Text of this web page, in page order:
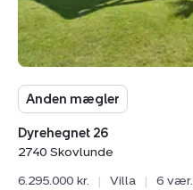
Anden mægler
Dyrehegnet 26
2740 Skovlunde
6.295.000 kr.
| Villa | 6 vær.